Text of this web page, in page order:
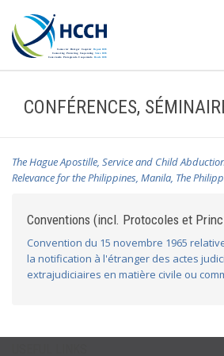
CONFÉRENCES,
The Hague Apostille, Service and Child
Relevance for the Philippines, Manila, The
Conventions (incl. Protocoles et
Convention du 15 novembre 1965
la notification à l'étranger des actes
extrajudiciaires en matière civile ou